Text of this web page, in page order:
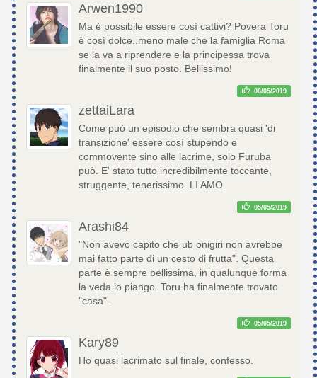
Arwen1990
Ma è possibile essere così cattivi? Povera Toru
è così dolce..meno male che la famiglia Roma
se la va a riprendere e la principessa trova
finalmente il suo posto. Bellissimo!
06/05/2019
zettaiLara
Come può un episodio che sembra quasi 'di
transizione' essere così stupendo e
commovente sino alle lacrime, solo Furuba
può. E' stato tutto incredibilmente toccante,
struggente, tenerissimo. LI AMO.
05/05/2019
Arashi84
"Non avevo capito che ub onigiri non avrebbe
mai fatto parte di un cesto di frutta". Questa
parte è sempre bellissima, in qualunque forma
la veda io piango. Toru ha finalmente trovato
"casa".
05/05/2019
Kary89
Ho quasi lacrimato sul finale, confesso.